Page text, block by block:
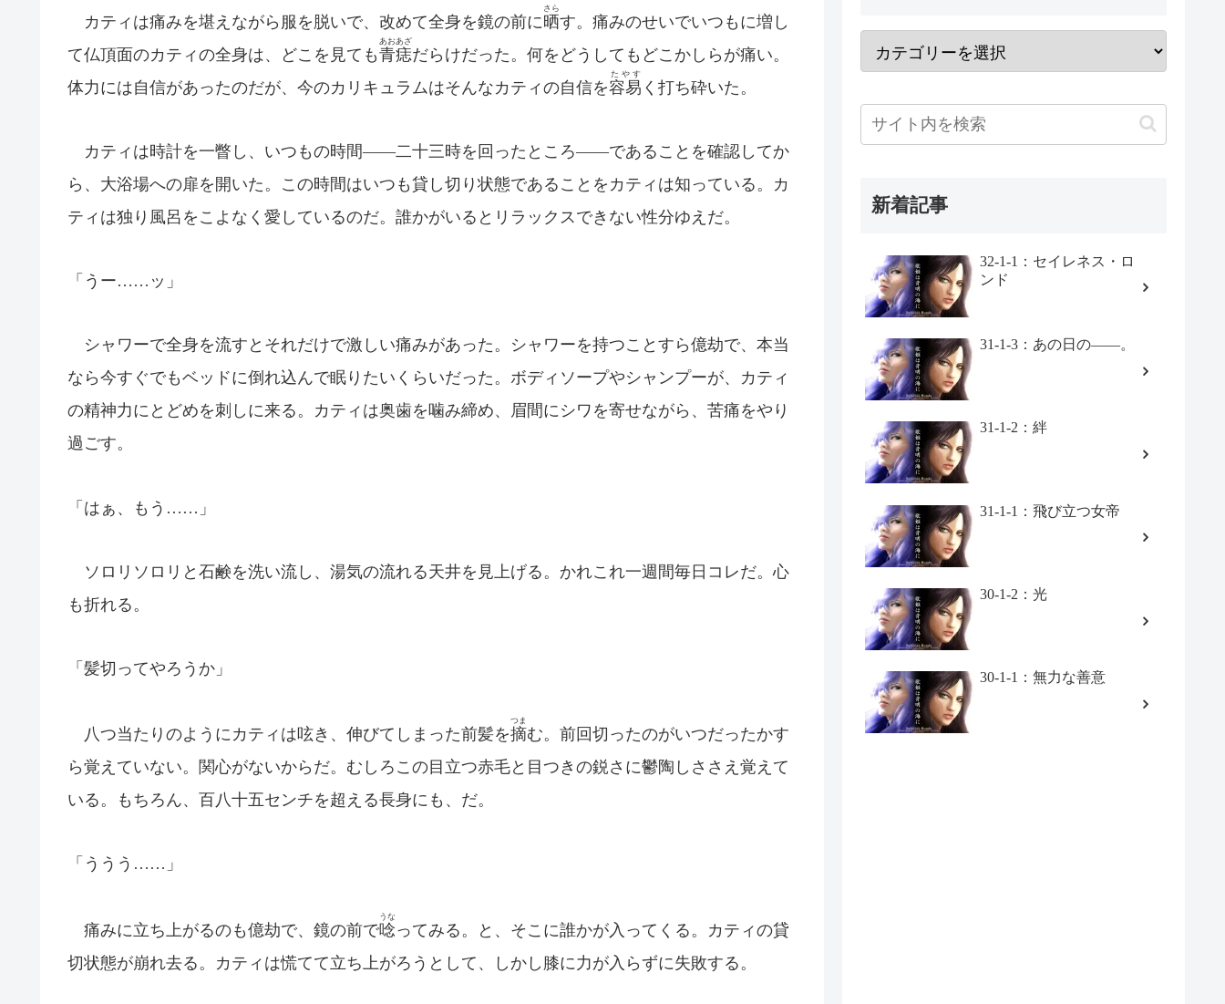
カティは痛みを堪えながら服を脱いで、改めて全身を鏡の前に晒
さら
す。痛みのせいでいつもに増し
て仏頂面のカティの全身は、どこを見ても青痣
あおあざ
だらけだった。何をどうしてもどこかしらが痛い。
体力には自信があったのだが、今のカリキュラムはそんなカティの自信を容易
たやす
く打ち砕いた。
カティは時計を一瞥し、いつもの時間――二十三時を回ったところ――であることを確認してか
ら、大浴場への扉を開いた。この時間はいつも貸し切り状態であることをカティは知っている。カ
ティは独り風呂をこよなく愛しているのだ。誰かがいるとリラックスできない性分ゆえだ。
「うー……ッ」
シャワーで全身を流すとそれだけで激しい痛みがあった。シャワーを持つことすら億劫で、本当
なら今すぐでもベッドに倒れ込んで眠りたいくらいだった。ボディソープやシャンプーが、カティ
の精神力にとどめを刺しに来る。カティは奥歯を噛み締め、眉間にシワを寄せながら、苦痛をやり
過ごす。
「はぁ、もう……」
ソロリソロリと石鹸を洗い流し、湯気の流れる天井を見上げる。かれこれ一週間毎日コレだ。心
も折れる。
「髪切ってやろうか」
八つ当たりのようにカティは呟き、伸びてしまった前髪を摘
つま
む。前回切ったのがいつだったかす
ら覚えていない。関心がないからだ。むしろこの目立つ赤毛と目つきの鋭さに鬱陶しささえ覚えて
いる。もちろん、百八十五センチを超える長身にも、だ。
「ううう……」
痛みに立ち上がるのも億劫で、鏡の前で唸
うな
ってみる。と、そこに誰かが入ってくる。カティの貸
切状態が崩れ去る。カティは慌てて立ち上がろうとして、しかし膝に力が入らずに失敗する。
新着記事
32-1-1：セイレネス・ロ
ンド
31-1-3：あの日の――。
31-1-2：絆
31-1-1：飛び立つ女帝
30-1-2：光
30-1-1：無力な善意